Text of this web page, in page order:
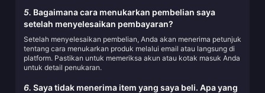
5. Bagaimana cara menukarkan pembelian saya
setelah menyelesaikan pembayaran?
Setelah menyelesaikan pembelian, Anda akan menerima petunjuk
tentang cara menukarkan produk melalui email atau langsung di
platform. Pastikan untuk memeriksa akun atau kotak masuk Anda
untuk detail penukaran.
6. Saya tidak menerima item yang saya beli. Apa yang